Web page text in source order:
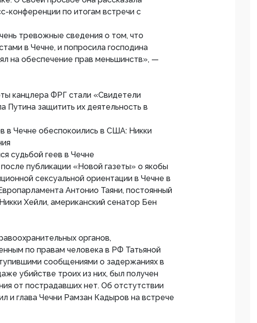
конференции по итогам встречи с
тревожные сведения о том, что
в Чечне, и попросила господина
на обеспечение прав меньшинств», —
канцлера ФРГ стали «Свидетели
Путина защитить их деятельность в
в Чечне обеспокоились в США: Никки
судьбой геев в Чечне
публикации «Новой газеты» о якобы
сексуальной ориентации в Чечне в
Антонио Таяни, постоянный
Хейли, американский сенатор Бен
органов,
по правам человека в РФ Татьяной
сообщениями о задержаниях в
убийстве троих из них, был получен
от пострадавших нет. Об отстутствии
и глава Чечни Рамзан Кадыров на встрече